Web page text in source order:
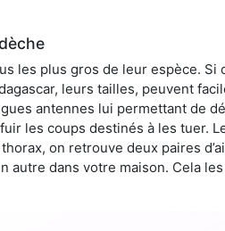
les plus gros de leur espèce. Si
leurs tailles, peuvent
antennes lui permettant de
les coups destinés à les tuer.
on retrouve deux paires
autre dans votre maison. Cela